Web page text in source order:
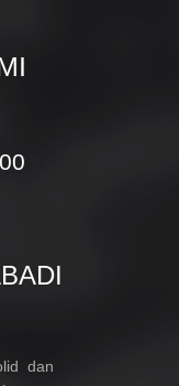
dan